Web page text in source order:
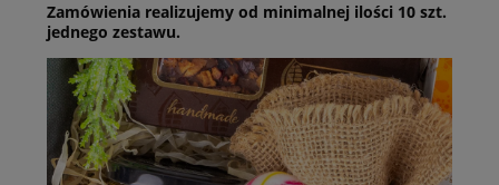
Zamówienia realizujemy od minimalnej ilości 10 szt.
jednego zestawu.